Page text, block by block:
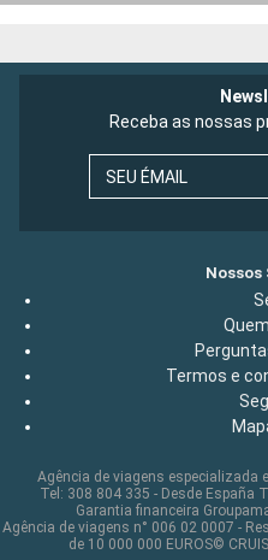
Receba as nossas
SEU ÉMAIL
Nossos
Termos e
Agência de viagens especializada
Tel: 308 804 335 - Desde España
Garantia financeira
Agência de viagens n° 006 02 0007 -
de 10 000 000 EUROS©